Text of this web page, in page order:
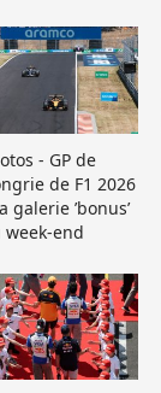
- GP de
de F1 2026
galerie ’bonus’
week-end